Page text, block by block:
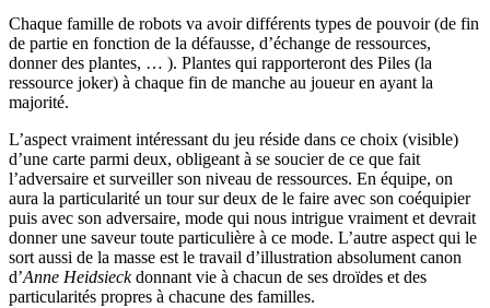
Chaque famille de robots va avoir différents types de pouvoir (de fin
de partie en fonction de la défausse, d’échange de ressources,
donner des plantes, … ). Plantes qui rapporteront des Piles (la
ressource joker) à chaque fin de manche au joueur en ayant la
majorité.
L’aspect vraiment intéressant du jeu réside dans ce choix (visible)
d’une carte parmi deux, obligeant à se soucier de ce que fait
l’adversaire et surveiller son niveau de ressources. En équipe, on
aura la particularité un tour sur deux de le faire avec son coéquipier
puis avec son adversaire, mode qui nous intrigue vraiment et devrait
donner une saveur toute particulière à ce mode. L’autre aspect qui le
sort aussi de la masse est le travail d’illustration absolument canon
d’Anne Heidsieckdonnant vie à chacun de ses droïdes et des
particularités propres à chacune des familles.